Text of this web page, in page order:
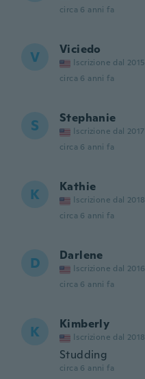
circa 6 anni fa
V Viciedo
Iscrizione dal 2015
circa 6 anni fa
S Stephanie
Iscrizione dal 2017
circa 6 anni fa
K Kathie
Iscrizione dal 2018
circa 6 anni fa
D Darlene
Iscrizione dal 2016
circa 6 anni fa
K Kimberly
Iscrizione dal 2018
Studding
circa 6 anni fa